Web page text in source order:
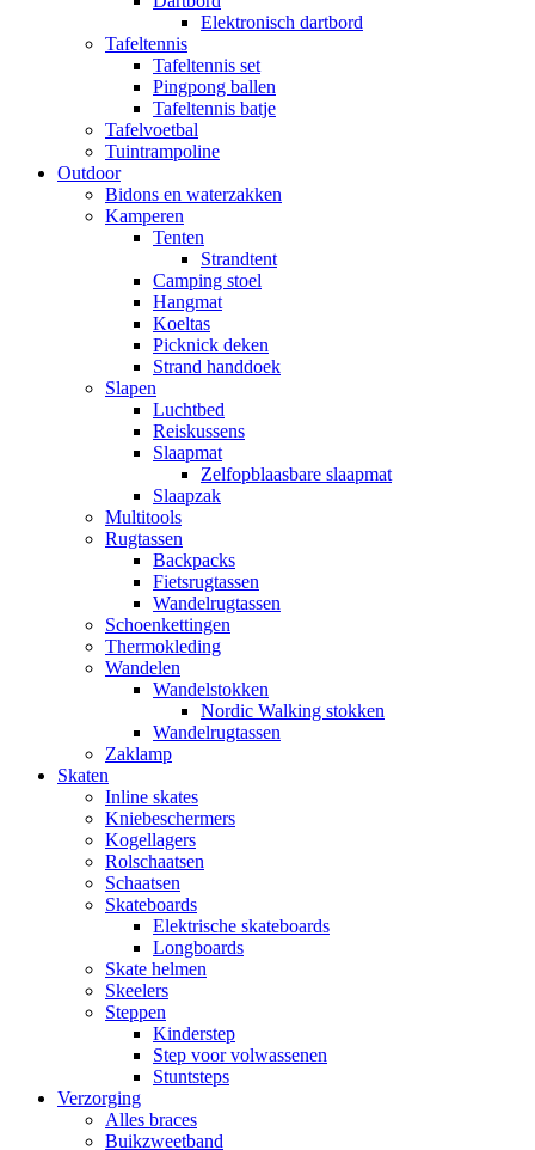
Elektronisch dartbord
Tafeltennis
Tafeltennis set
Pingpong ballen
Tafeltennis batje
Tafelvoetbal
Tuintrampoline
Outdoor
Bidons en waterzakken
Kamperen
Tenten
Strandtent
Camping stoel
Hangmat
Koeltas
Picknick deken
Strand handdoek
Slapen
Luchtbed
Reiskussens
Slaapmat
Zelfopblaasbare slaapmat
Slaapzak
Multitools
Rugtassen
Backpacks
Fietsrugtassen
Wandelrugtassen
Schoenkettingen
Thermokleding
Wandelen
Wandelstokken
Nordic Walking stokken
Wandelrugtassen
Zaklamp
Skaten
Inline skates
Kniebeschermers
Kogellagers
Rolschaatsen
Schaatsen
Skateboards
Elektrische skateboards
Longboards
Skate helmen
Skeelers
Steppen
Kinderstep
Step voor volwassenen
Stuntsteps
Verzorging
Alles braces
Buikzweetband